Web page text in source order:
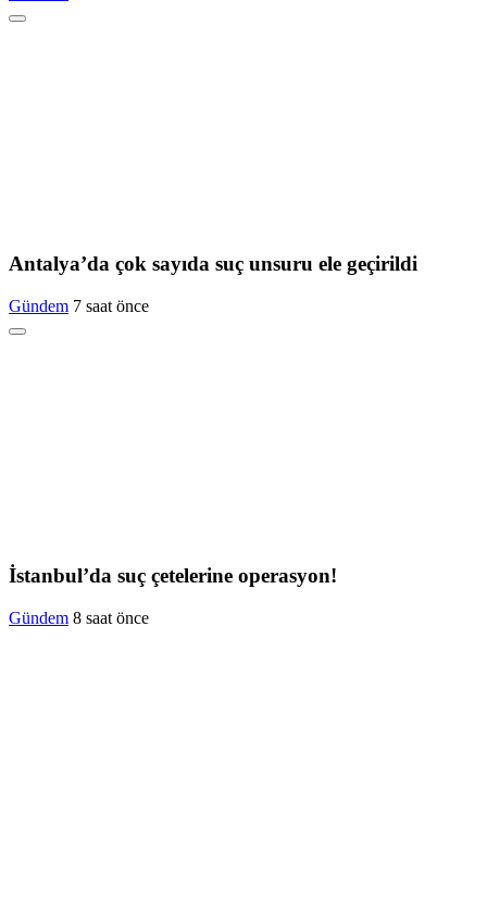
Antalya’da çok sayıda suç unsuru ele geçirildi
Gündem 7 saat önce
İstanbul’da suç çetelerine operasyon!
Gündem 8 saat önce